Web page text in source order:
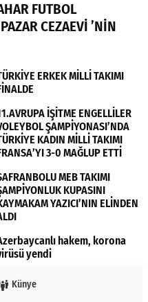
FUTBOL
CEZAEVİ ’NİN
ERKEK MİLLİ TAKIMI
İŞİTME ENGELLİLER
ŞAMPİYONASI’NDA
KADIN MİLLİ TAKIMI
3-0 MAĞLUP ETTİ
MEB TAKIMI
KUPASINI
YAZICI’NIN ELİNDEN
hakem, korona
yendi
Künye